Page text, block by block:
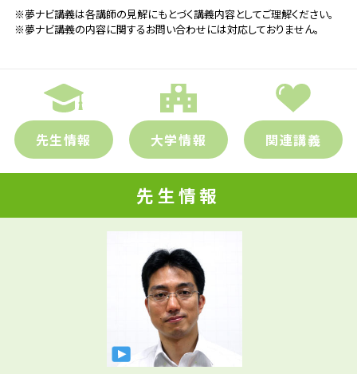
※夢ナビ講義は各講師の見解にもとづく講義内容としてご理解ください。
※夢ナビ講義の内容に関するお問い合わせには対応しておりません。
先生情報 大学情報 関連講義
先生情報
先生の学問へのきっかけは？
高校時代は、紙と鉛筆だけを使って研究でき
る、抽象的な数学の世界への漠然とした憧れ
がありました。一方で、大学で学ぶことを考
えた時、社会に役立つことを目的としている